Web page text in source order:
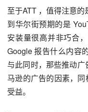
至于ATT ，值得注意
到华尔街预期的是
安装量很高并非巧合
Google 报告什么内容
与此同时，那些推动
马逊的广告的因素，
受益。